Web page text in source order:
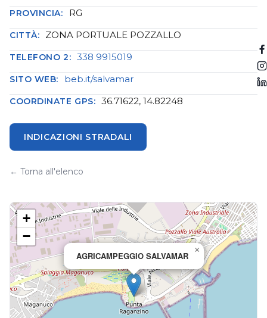
PROVINCIA: RG
CITTÀ: ZONA PORTUALE POZZALLO
TELEFONO 2: 338 9915019
SITO WEB: beb.it/salvamar
COORDINATE GPS: 36.71622, 14.82248
INDICAZIONI STRADALI
← Torna all'elenco
AGRICAMPEGGIO SALVAMAR
×
+
−